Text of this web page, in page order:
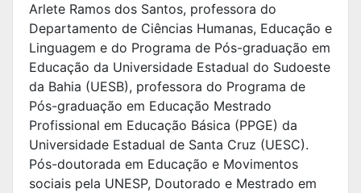
Arlete Ramos dos Santos, professora do
Departamento de Ciências Humanas, Educação e
Linguagem e do Programa de Pós-graduação em
Educação da Universidade Estadual do Sudoeste
da Bahia (UESB), professora do Programa de
Pós-graduação em Educação Mestrado
Profissional em Educação Básica (PPGE) da
Universidade Estadual de Santa Cruz (UESC).
Pós-doutorada em Educação e Movimentos
sociais pela UNESP, Doutorado e Mestrado em